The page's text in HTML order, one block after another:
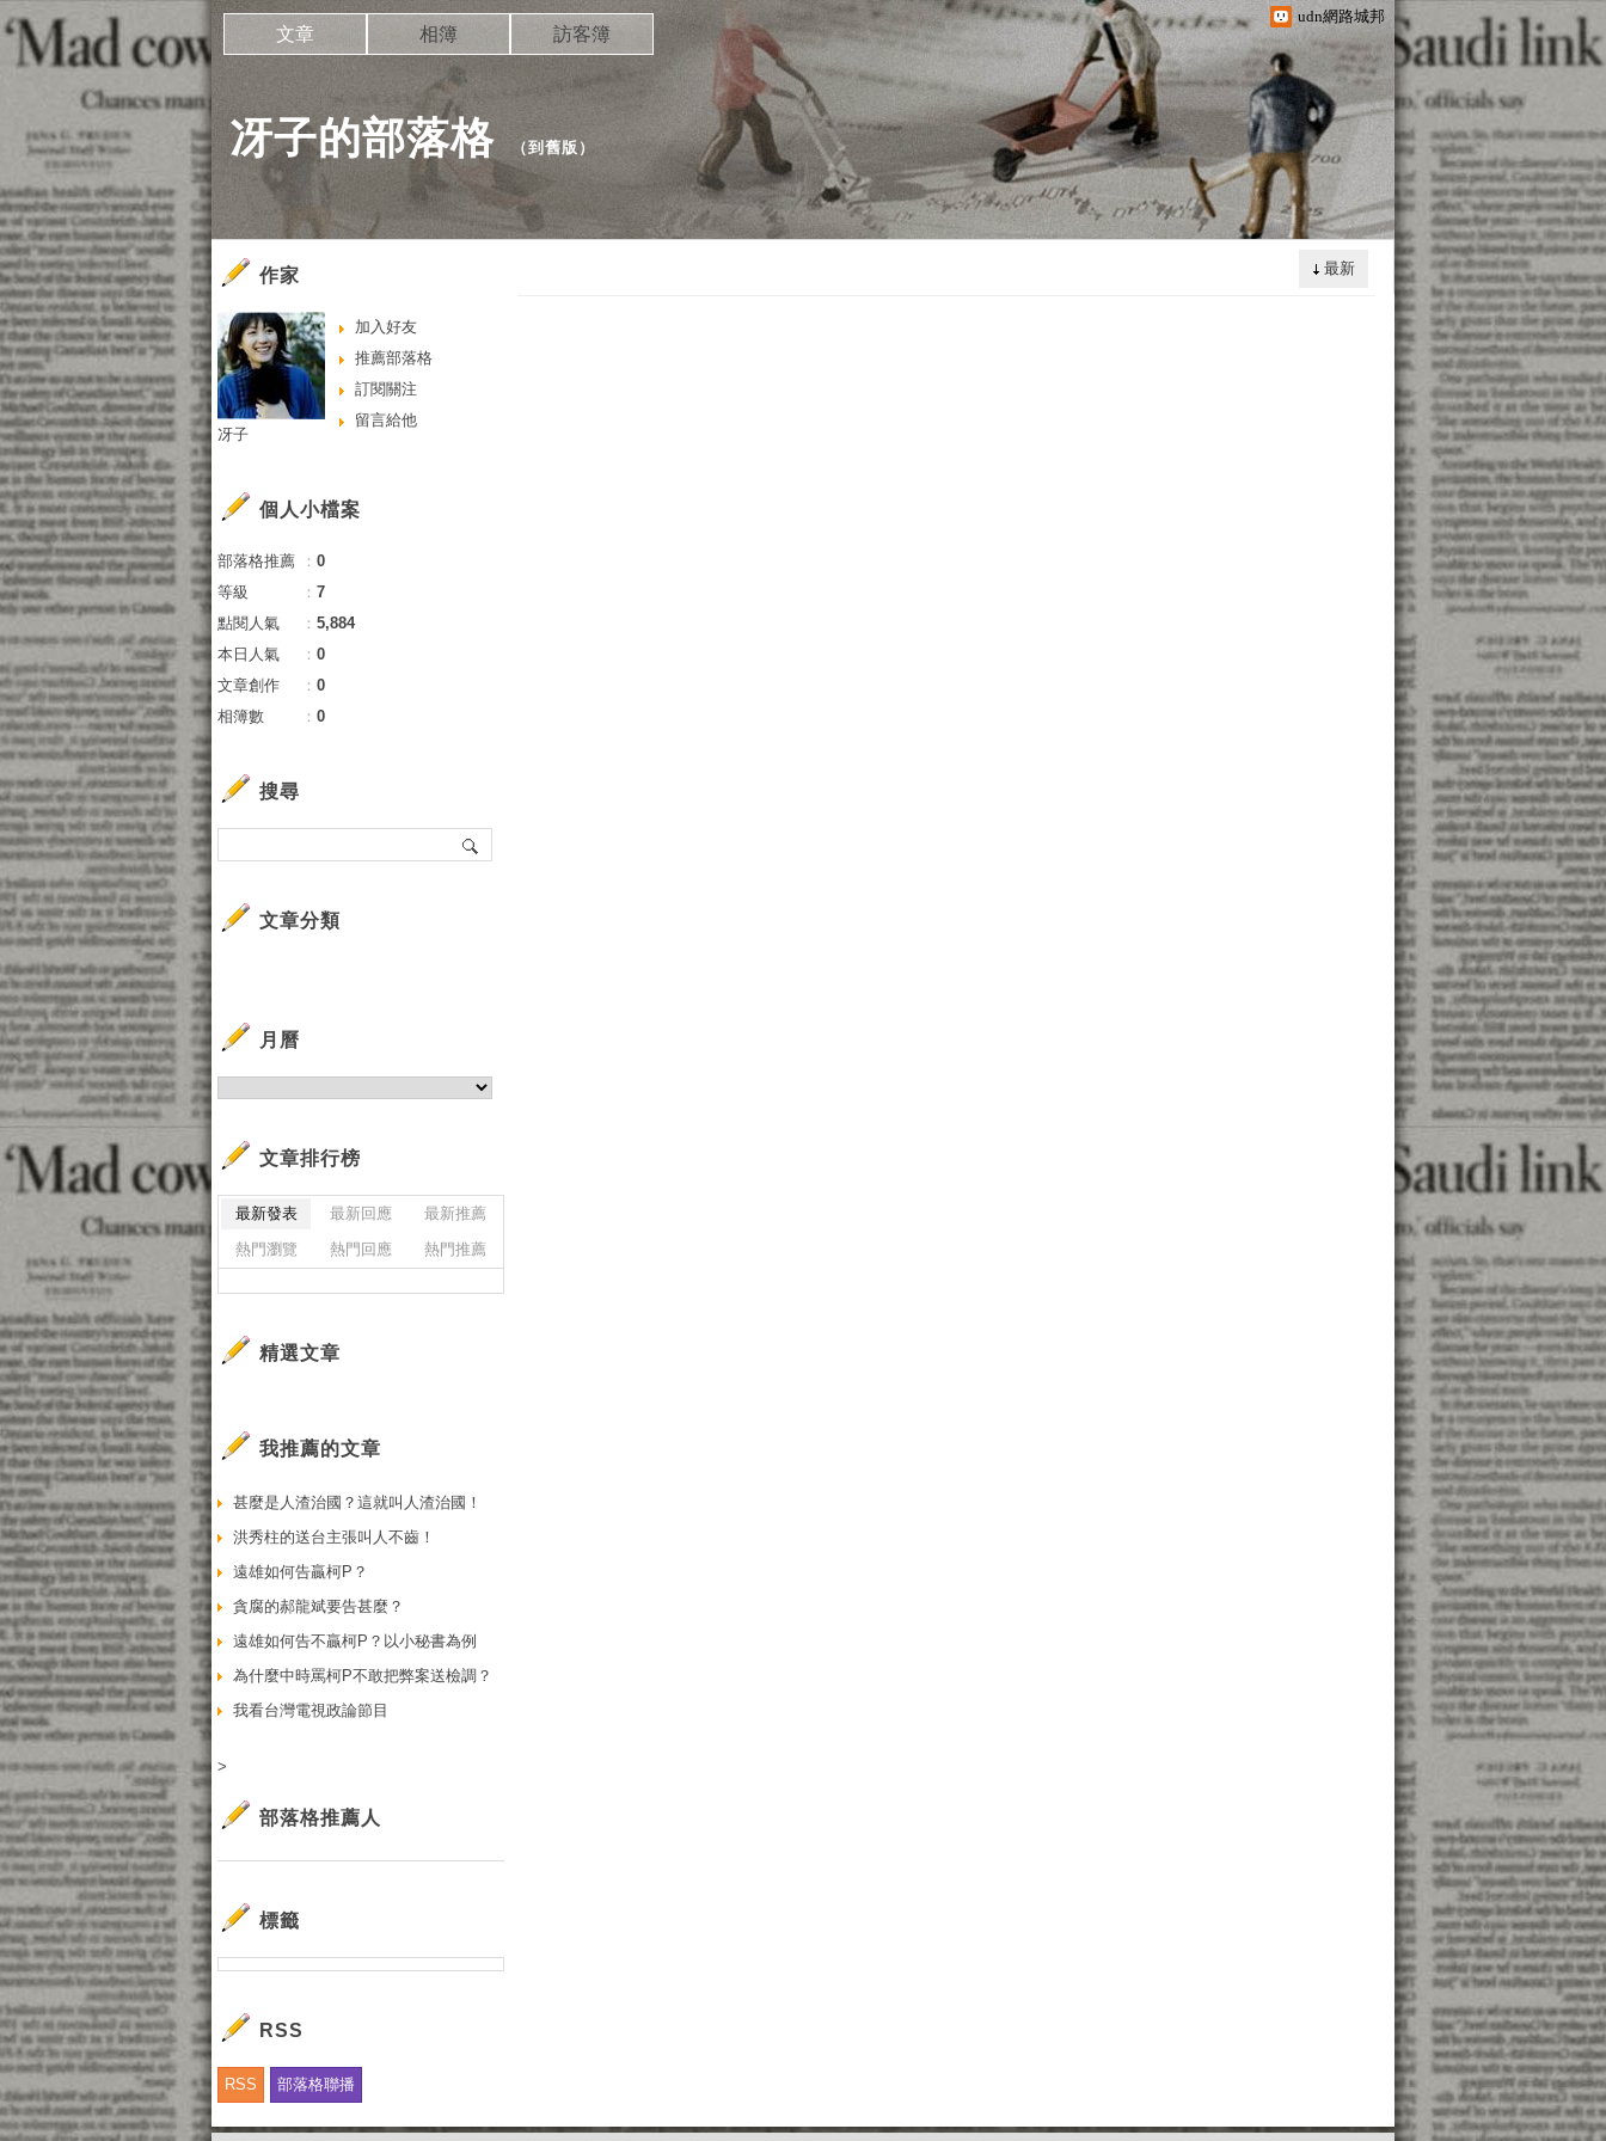
udn網路城邦
冴子的部落格 （到舊版 ）
文章 相簿 訪客簿
最新
作家
加入好友
推薦部落格
訂閱關注
留言給他
冴子
個人小檔案
部落格推薦 ： 0
等級
： 7
點閱人氣
： 5,884
本日人氣
： 0
文章創作
： 0
相簿數
： 0
搜尋
文章分類
月曆
文章排行榜
最新發表 最新回應
最新推薦
熱門瀏覽
熱門回應 熱門推薦
精選文章
我推薦的文章
甚麼是人渣治國？這就叫人渣治國！
洪秀柱的送台主張叫人不齒！
遠雄如何告贏柯P？
貪腐的郝龍斌要告甚麼？
遠雄如何告不贏柯P？以小秘書為例
為什麼中時罵柯P不敢把弊案送檢調？
我看台灣電視政論節目
>
部落格推薦人
標籤
RSS
RSS 部落格聯播